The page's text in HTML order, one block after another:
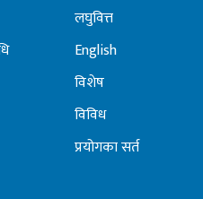
लघुवित्त
English
विशेष
विविध
प्रयोगका सर्त